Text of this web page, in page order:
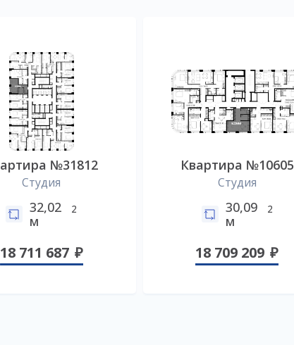
№31812
Студия
32,02
м
2
18 711 687
Квартира №10605
Студия
30,09
м
2
18 709 209